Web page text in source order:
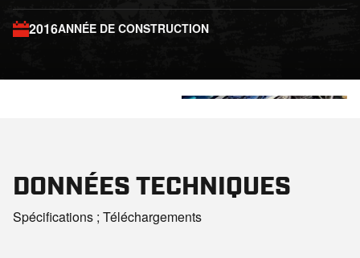
2016ANNÉE DE CONSTRUCTION
DONNÉES TECHNIQUES
Spécifications ; Téléchargements